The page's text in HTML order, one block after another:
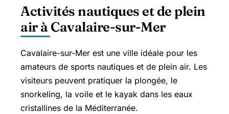
Activités nautiques et de plein
air à Cavalaire-sur-Mer
Cavalaire-sur-Mer est une ville idéale pour les
amateurs de sports nautiques et de plein air. Les
visiteurs peuvent pratiquer la plongée, le
snorkeling, la voile et le kayak dans les eaux
cristallines de la Méditerranée.